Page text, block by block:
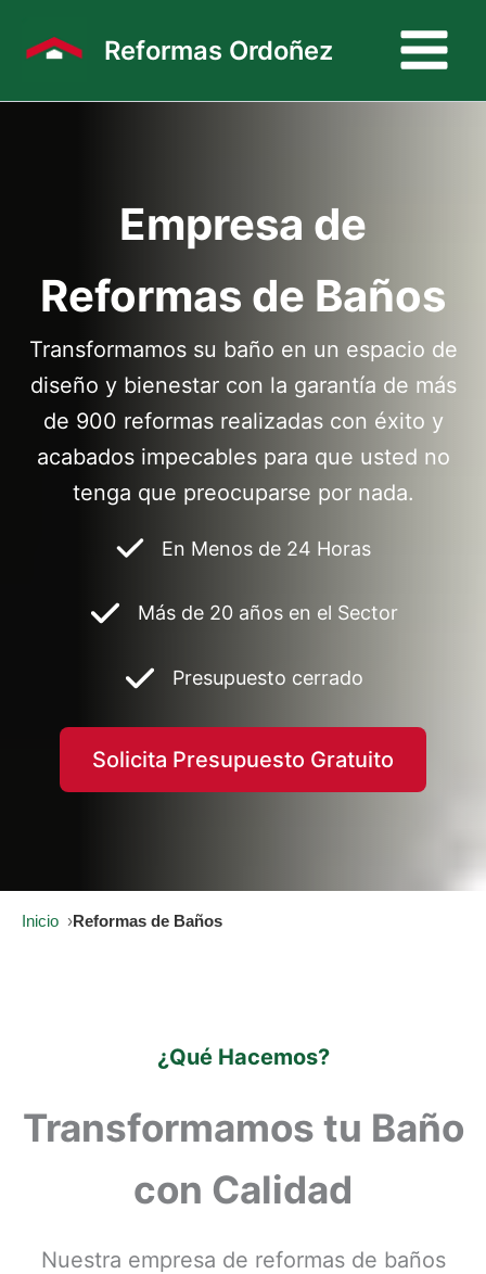
Reformas Ordoñez
Empresa de
Reformas de Baños
Transformamos su baño en un espacio de
diseño y bienestar con la garantía de más
de 900 reformas realizadas con éxito y
acabados impecables para que usted no
tenga que preocuparse por nada.
En Menos de 24 Horas
Más de 20 años en el Sector
Presupuesto cerrado
Solicita Presupuesto Gratuito
Inicio Reformas de Baños
¿Qué Hacemos?
Transformamos tu Baño
con Calidad
Nuestra empresa de reformas de baños